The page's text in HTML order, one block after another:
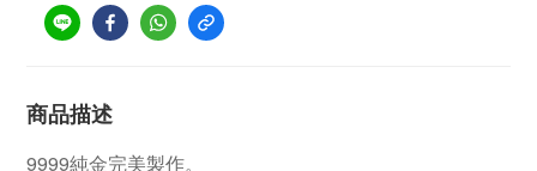
商品描述
9999純金完美製作。